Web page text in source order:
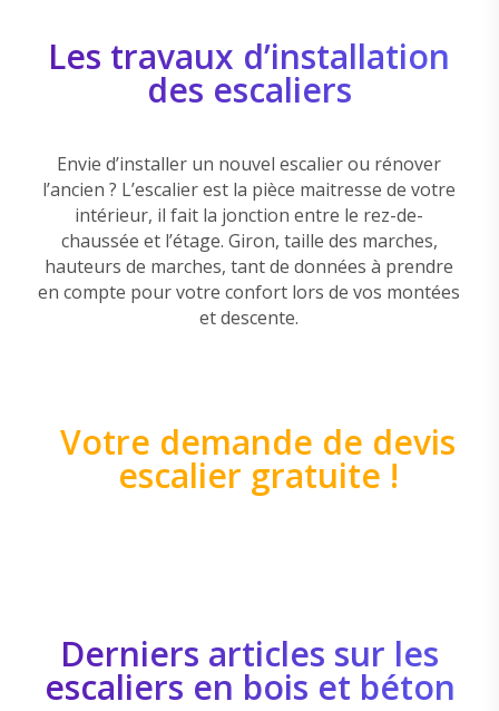
Les travaux d’installation
des escaliers
Envie d’installer un nouvel escalier ou rénover
l’ancien ? L’escalier est la pièce maitresse de votre
intérieur, il fait la jonction entre le rez-de-
chaussée et l’étage. Giron, taille des marches,
hauteurs de marches, tant de données à prendre
en compte pour votre confort lors de vos montées
et descente.
Votre demande de devis
escalier gratuite !
Derniers articles sur les
escaliers en bois et béton